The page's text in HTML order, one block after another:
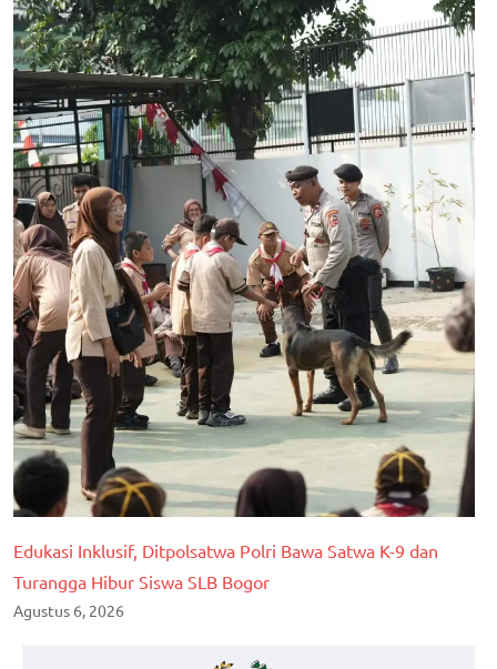
Edukasi Inklusif, Ditpolsatwa Polri Bawa Satwa K-9 dan
Turangga Hibur Siswa SLB Bogor
Agustus 6, 2026